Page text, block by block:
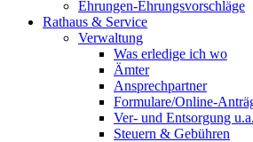
Ehrungen-Ehrungsvorschläge
Rathaus & Service
Verwaltung
Was erledige ich wo
Ämter
Ansprechpartner
Formulare/Online-
Ver- und Entsorgung
Steuern & Gebühren